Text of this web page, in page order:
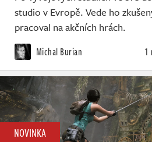
studio v Evropě. Vede ho
pracoval na akčních hrách.
Michal Burian 1
NOVINKA